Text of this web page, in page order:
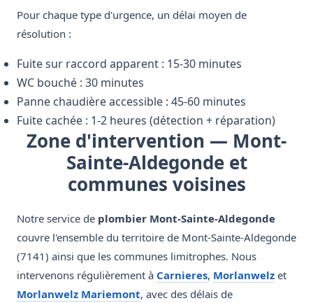
Pour chaque type d'urgence, un délai moyen de
résolution :
Fuite sur raccord apparent : 15-30 minutes
WC bouché : 30 minutes
Panne chaudière accessible : 45-60 minutes
Fuite cachée : 1-2 heures (détection + réparation)
Zone d'intervention — Mont-
Sainte-Aldegonde et
communes voisines
Notre service de plombier Mont-Sainte-Aldegonde
couvre l'ensemble du territoire de Mont-Sainte-Aldegonde
(7141) ainsi que les communes limitrophes. Nous
intervenons régulièrement à Carnieres, Morlanwelz et
Morlanwelz Mariemont, avec des délais de